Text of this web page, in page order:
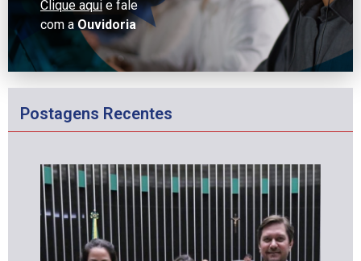
Clique aqui e fale
com aOuvidoria
Postagens Recentes